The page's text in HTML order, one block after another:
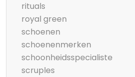
rituals
royal green
schoenen
schoenenmerken
schoonheidsspecialiste
scruples